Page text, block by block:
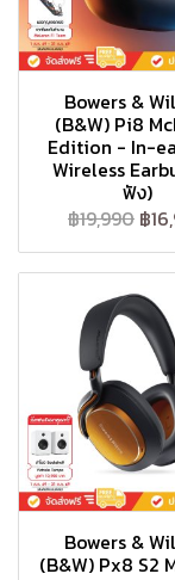
Bowers &
(B&W) Pi8
Edition - In-
Wireless
ฟัง)
฿19,990 ฿
Bowers &
(B&W) Px8 S2